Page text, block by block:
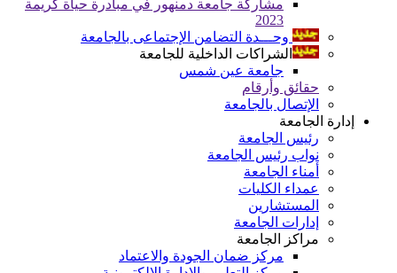
مشاركة جامعة دمنهور في مبادرة حياة كريمة
2023
وحـــدة التضامن الإجتماعى بالجامعة
الشراكات الداخلية للجامعة
جامعة عين شمس
حقائق وأرقام
الإتصال بالجامعة
إدارة الجامعة
رئيس الجامعة
نواب رئيس الجامعة
أمناء الجامعة
عمداء الكليات
المستشارين
إدارات الجامعة
مراكز الجامعة
مركز ضمان الجودة والاعتماد